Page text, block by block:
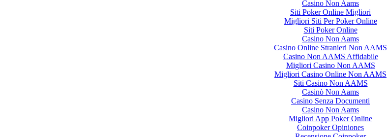
Casino Non Aams
Siti Poker Online Migliori
Migliori Siti Per Poker Online
Siti Poker Online
Casino Non Aams
Casino Online Stranieri Non AAMS
Casino Non AAMS Affidabile
Migliori Casino Non AAMS
Migliori Casino Online Non AAMS
Siti Casino Non AAMS
Casinò Non Aams
Casino Senza Documenti
Casino Non Aams
Migliori App Poker Online
Coinpoker Opiniones